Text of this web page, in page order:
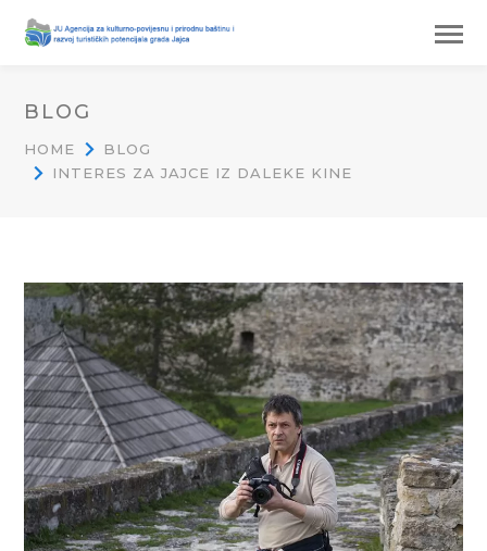
BLOG
HOME
BLOG
INTERES ZA JAJCE IZ DALEKE KINE